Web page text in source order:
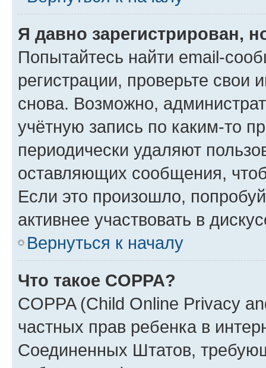
Я давно зарегистрирован,
Попытайтесь найти email-
регистрации, проверьте свои
снова. Возможно,
учётную запись по каким-то
периодически удаляют
оставляющих сообщения,
Если это произошло,
активнее участвовать в
Вернуться к началу
Что такое COPPA?
COPPA (Child Online Privacy
частных прав ребенка в
Соединенных Штатов,